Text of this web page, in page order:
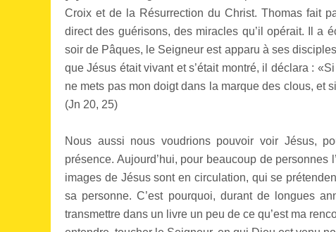
Croix et de la Résurrection du Christ. Thomas fait
direct des guérisons, des miracles qu’il opérait. Il a
soir de Pâques, le Seigneur est apparu à ses
que Jésus était vivant et s’était montré, il déclara :
ne mets pas mon doigt dans la marque des clous, et
(Jn 20, 25)
Nous aussi nous voudrions pouvoir voir Jésus,
présence. Aujourd’hui, pour beaucoup de
images de Jésus sont en circulation, qui se
sa personne. C’est pourquoi, durant de longues
transmettre dans un livre un peu de ce qu’est ma